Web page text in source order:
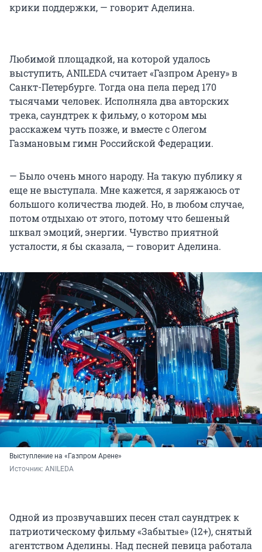
крики поддержки, — говорит Аделина.
Любимой площадкой, на которой удалось
выступить, ANILEDA считает «Газпром Арену» в
Санкт-Петербурге. Тогда она пела перед 170
тысячами человек. Исполняла два авторских
трека, саундтрек к фильму, о котором мы
расскажем чуть позже, и вместе с Олегом
Газмановым гимн Российской Федерации.
— Было очень много народу. На такую публику я
еще не выступала. Мне кажется, я заряжаюсь от
большого количества людей. Но, в любом случае,
потом отдыхаю от этого, потому что бешеный
шквал эмоций, энергии. Чувство приятной
усталости, я бы сказала, — говорит Аделина.
Выступление на «Газпром Арене»
Источник: ANILEDA
Одной из прозвучавших песен стал саундтрек к
патриотическому фильму «Забытые» (12+), снятый
агентством Аделины. Над песней певица работала